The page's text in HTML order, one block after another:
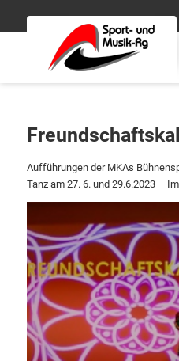
Aufführungen der MKAs
Tanz am 27. 6. und 29.6.2023 –